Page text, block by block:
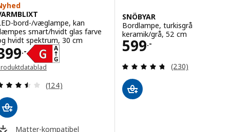
bord-/væglampe, kan
smart/hvidt glas farve
hvidt spektrum, 30 cm
.-399.-
Anmeld: 3.5 ud af 5 Stjerner. Anmeldelser i alt:
(124)
Matter-kompatibel
SNÖBYAR
Bordlampe, turkisgrå
keramik/grå, 52 cm
599.-
Pris 599.-
Anmeld: 4.7 ud
(230)